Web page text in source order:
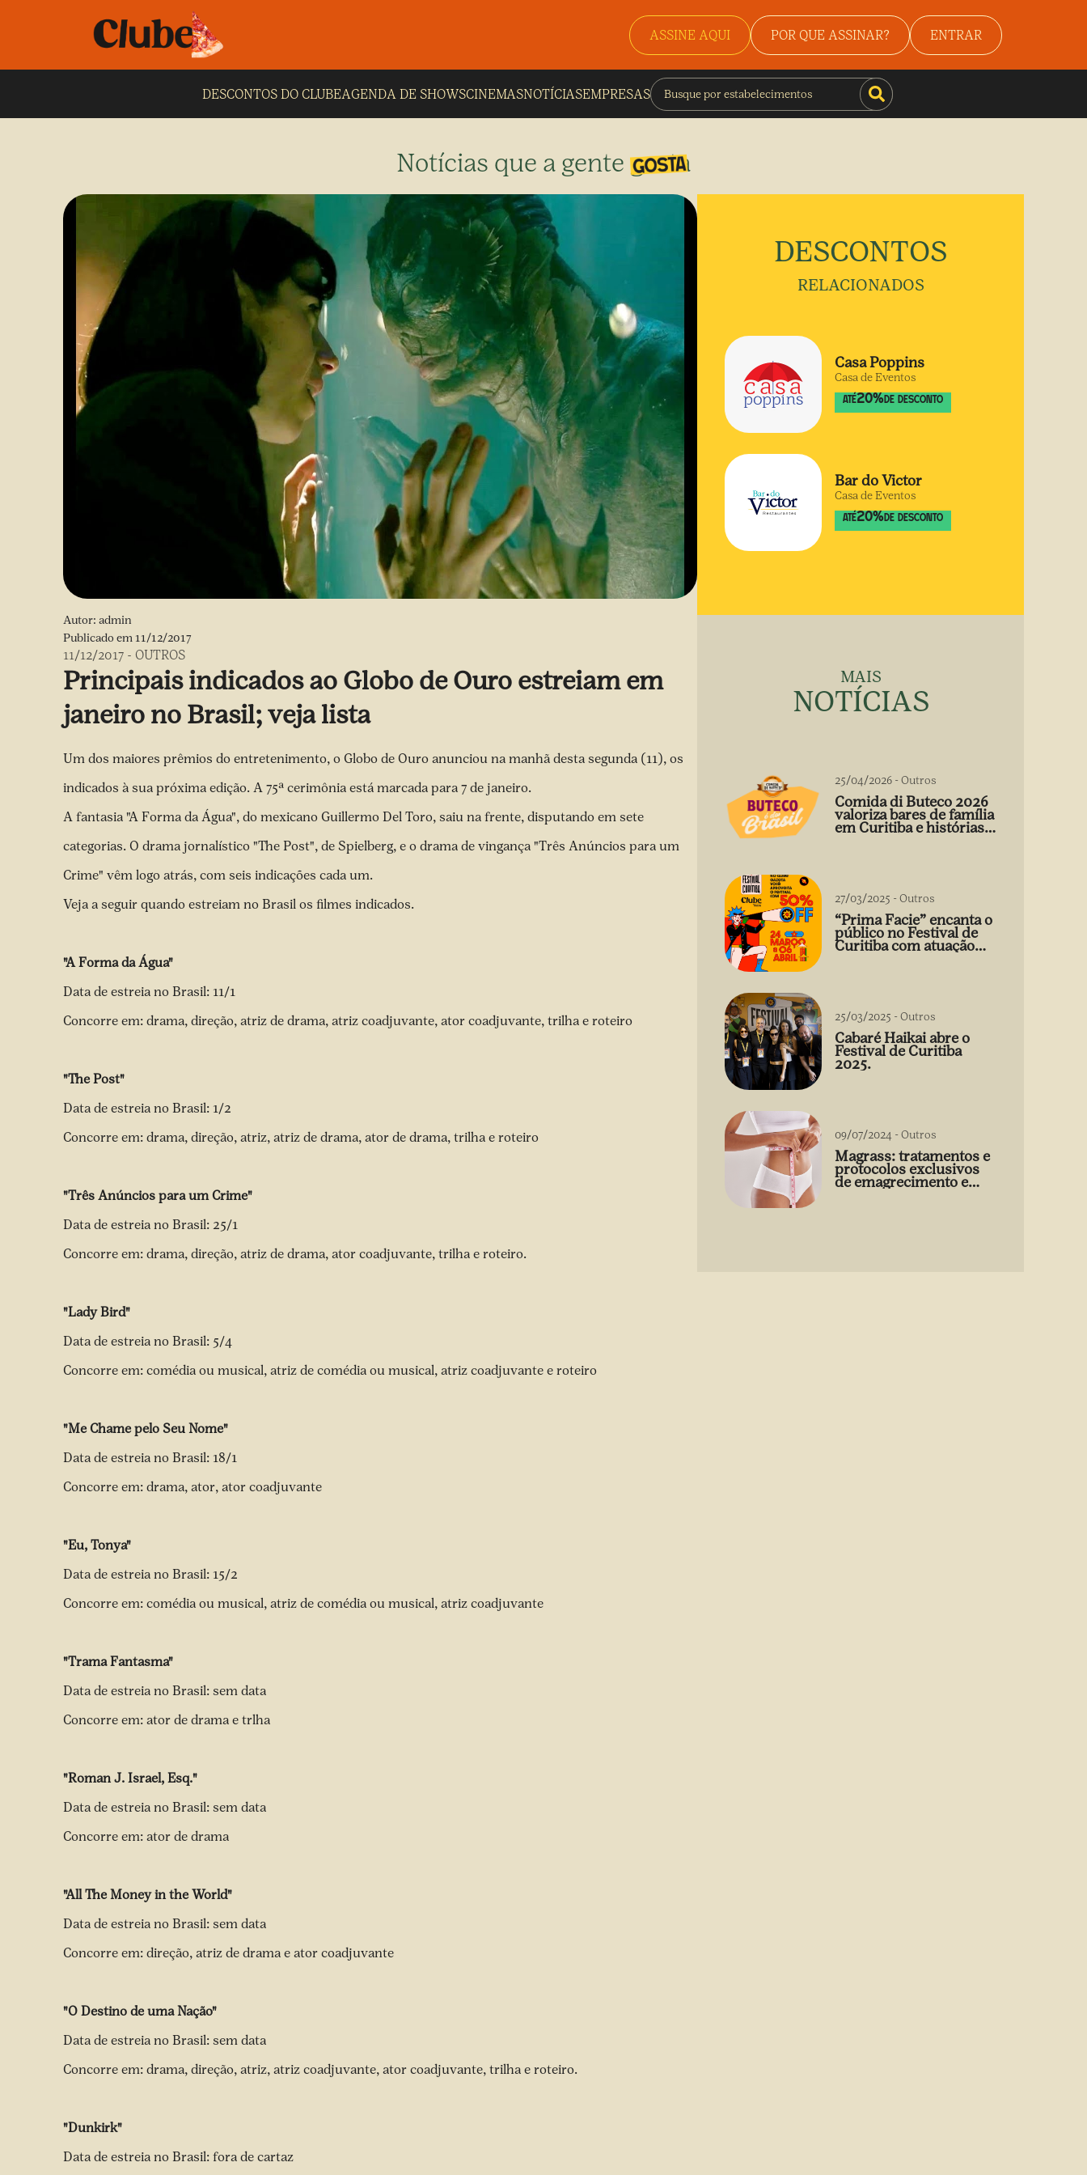
ASSINE AQUI POR QUE ASSINAR? ENTRAR
DESCONTOS DO CLUBEAGENDA DE SHOWSCINEMASNOTÍCIASEMPRESAS
Notícias que a gente gosta
Autor: admin
Publicado em11/12/2017
11/12/2017 - OUTROS
Principais indicados ao Globo de Ouro estreiam em
janeiro no Brasil; veja lista
Um dos maiores prêmios do entretenimento, o Globo de Ouro anunciou na manhã desta segunda (11), os
indicados à sua próxima edição. A 75ª cerimônia está marcada para 7 de janeiro.
A fantasia "A Forma da Água", do mexicano Guillermo Del Toro, saiu na frente, disputando em sete
categorias. O drama jornalístico "The Post", de Spielberg, e o drama de vingança "Três Anúncios para um
Crime" vêm logo atrás, com seis indicações cada um.
Veja a seguir quando estreiam no Brasil os filmes indicados.
"A Forma da Água"
Data de estreia no Brasil: 11/1
Concorre em: drama, direção, atriz de drama, atriz coadjuvante, ator coadjuvante, trilha e roteiro
"The Post"
Data de estreia no Brasil: 1/2
Concorre em: drama, direção, atriz, atriz de drama, ator de drama, trilha e roteiro
"Três Anúncios para um Crime"
Data de estreia no Brasil: 25/1
Concorre em: drama, direção, atriz de drama, ator coadjuvante, trilha e roteiro.
"Lady Bird"
Data de estreia no Brasil: 5/4
Concorre em: comédia ou musical, atriz de comédia ou musical, atriz coadjuvante e roteiro
"Me Chame pelo Seu Nome"
Data de estreia no Brasil: 18/1
Concorre em: drama, ator, ator coadjuvante
"Eu, Tonya"
Data de estreia no Brasil: 15/2
Concorre em: comédia ou musical, atriz de comédia ou musical, atriz coadjuvante
"Trama Fantasma"
Data de estreia no Brasil: sem data
Concorre em: ator de drama e trlha
"Roman J. Israel, Esq."
Data de estreia no Brasil: sem data
Concorre em: ator de drama
"All The Money in the World"
Data de estreia no Brasil: sem data
Concorre em: direção, atriz de drama e ator coadjuvante
"O Destino de uma Nação"
Data de estreia no Brasil: sem data
Concorre em: drama, direção, atriz, atriz coadjuvante, ator coadjuvante, trilha e roteiro.
"Dunkirk"
Data de estreia no Brasil: fora de cartaz
DESCONTOS
RELACIONADOS
Casa Poppins
Casa de Eventos
ATÉ20%DE DESCONTO
Bar do Victor
Casa de Eventos
ATÉ20%DE DESCONTO
MAIS
NOTÍCIAS
25/04/2026 -Outros
Comida di Buteco 2026
valoriza bares de família
em Curitiba e histórias
27/03/2025 -Outros
“Prima Facie” encanta o
público no Festival de
Curitiba com atuação
arrebatadora de Débora
25/03/2025 -Outros
Cabaré Haikai abre o
Festival de Curitiba
2025.
09/07/2024 -Outros
Magrass: tratamentos e
protocolos exclusivos
de emagrecimento e
estética sem uso de